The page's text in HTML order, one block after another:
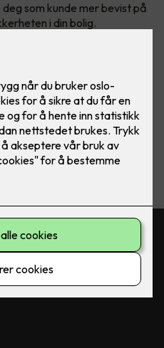
som kunde mer bevist på
i din bolig.